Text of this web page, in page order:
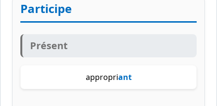
Participe
Présent
appropriant